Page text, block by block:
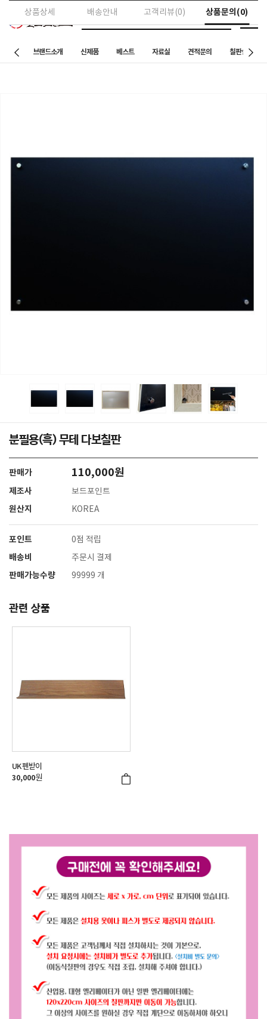
브랜드소개 신제품 베스트 자료실 견적문의 칠판설치 사례
분필용(흑) 무테 다보칠판
판매가 110,000원
제조사 보드포인트
원산지 KOREA
포인트 0점 적립
배송비 주문시 결제
판매가능수량 99999 개
관련 상품
UK 펜받이
30,000원
상품상세 배송안내 고객리뷰(0) 상품문의(0)